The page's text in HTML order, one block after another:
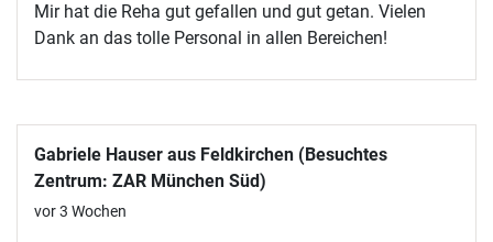
Mir hat die Reha gut gefallen und gut getan. Vielen
Dank an das tolle Personal in allen Bereichen!
Gabriele Hauser aus Feldkirchen (Besuchtes
Zentrum: ZAR München Süd)
vor 3 Wochen